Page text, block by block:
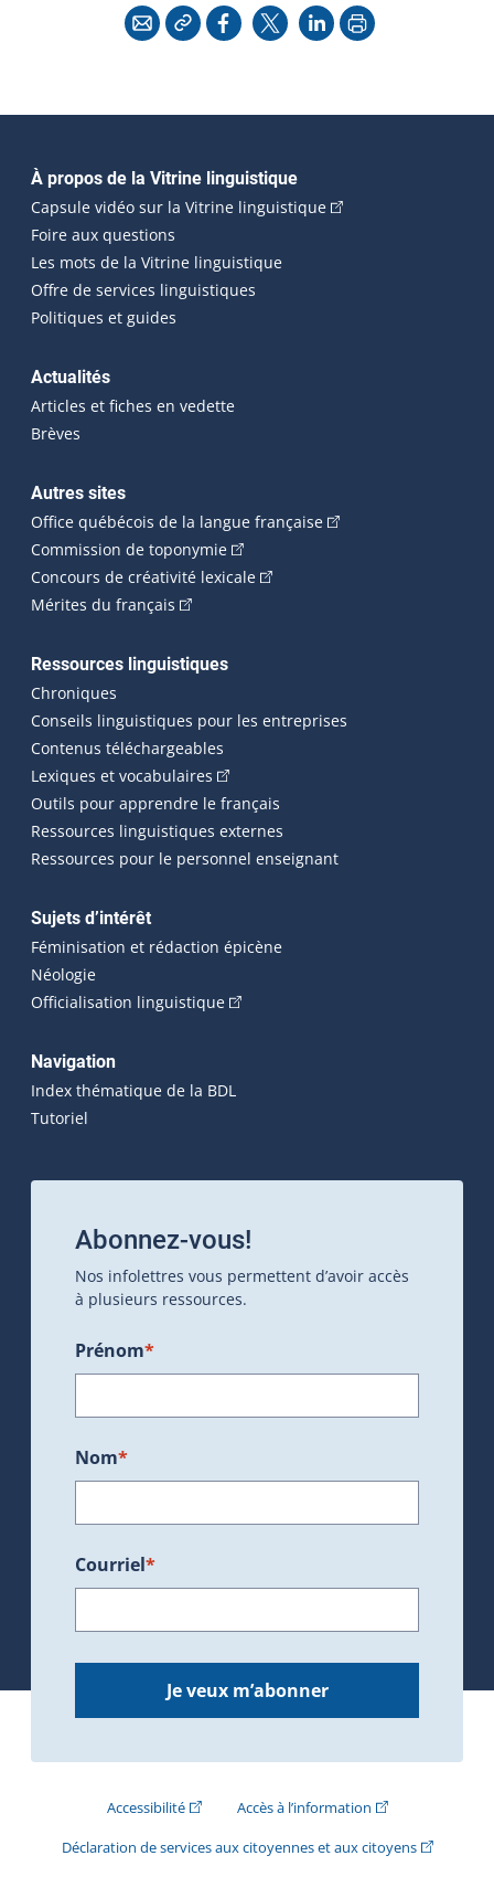
CourrielCopier l'adresse
Facebook
X LinkedInImprimer
Navigation principale
À propos de la Vitrine linguistique
Capsule vidéo sur la Vitrine linguistique(Cet hyperlien
Foire aux questions
Les mots de la Vitrine linguistique
Offre de services linguistiques
Politiques et guides
Actualités
Articles et fiches en vedette
Brèves
Autres sites
Office québécois de la langue française(Cet hyperlien
Commission de toponymie(Cet hyperlien externe s'ouvrira
Concours de créativité lexicale(Cet hyperlien externe
Mérites du français (Cet hyperlien externe s'ouvrira dans une
Ressources linguistiques
Chroniques
Conseils linguistiques pour les entreprises
Contenus téléchargeables
Lexiques et vocabulaires (Cet hyperlien externe s'ouvrira
Outils pour apprendre le français
Ressources linguistiques externes
Ressources pour le personnel enseignant
Sujets d’intérêt
Féminisation et rédaction épicène
Néologie
Officialisation linguistique(Cet hyperlien externe s'ouvrira
Navigation
Index thématique de la BDL
Tutoriel
Abonnez-vous!
Nos infolettres vous permettent d’avoir accès
à plusieurs ressources.
Prénom*
Nom*
Courriel*
Je veux m’abonner
Accessibilité(Cet hyperlien externe s'ouvrira dans une
Accès à l’information(Cet hyperlien
Déclaration de services aux citoyennes et aux citoyens(Cet